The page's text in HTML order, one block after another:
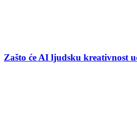
Zašto će AI ljudsku kreativnost